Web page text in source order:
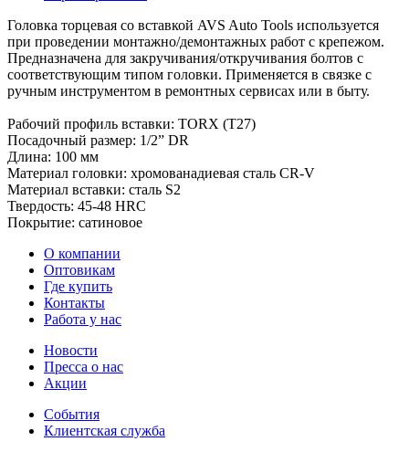
Головка торцевая со вставкой AVS Auto Tools используется
при проведении монтажно/демонтажных работ с крепежом.
Предназначена для закручивания/откручивания болтов с
соответствующим типом головки. Применяется в связке с
ручным инструментом в ремонтных сервисах или в быту.
Рабочий профиль вставки: TORX (T27)
Посадочный размер: 1/2” DR
Длина: 100 мм
Материал головки: хромованадиевая сталь CR-V
Материал вставки: сталь S2
Твердость: 45-48 HRC
Покрытие: сатиновое
О компании
Оптовикам
Где купить
Контакты
Работа у нас
Новости
Пресса о нас
Акции
События
Клиентская служба